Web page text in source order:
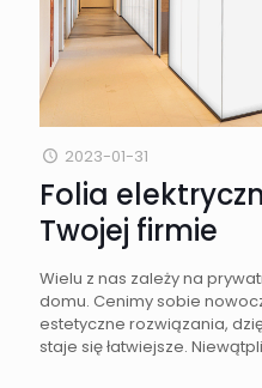
2023-01-31
Folia
Twojej firmie
Wielu z nas zależy na
domu. Cenimy sobie
estetyczne rozwiązania,
staje się łatwiejsze.